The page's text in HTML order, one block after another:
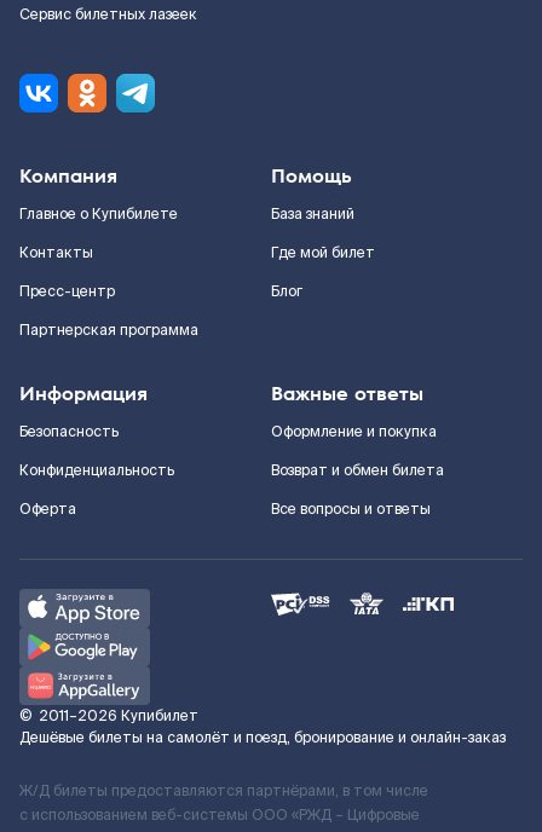
Сервис билетных лазеек
Компания
Главное о Купибилете
Контакты
Пресс-центр
Партнерская программа
Помощь
База знаний
Где мой билет
Блог
Информация
Безопасность
Конфиденциальность
Оферта
Важные ответы
Оформление и покупка
Возврат и обмен билета
Все вопросы и ответы
© 2011–2026 Купибилет
Дешёвые билеты на самолёт и поезд, бронирование и онлайн-заказ
Ж/Д билеты предоставляются партнёрами, в том числе
с использованием веб-системы ООО «РЖД – Цифровые